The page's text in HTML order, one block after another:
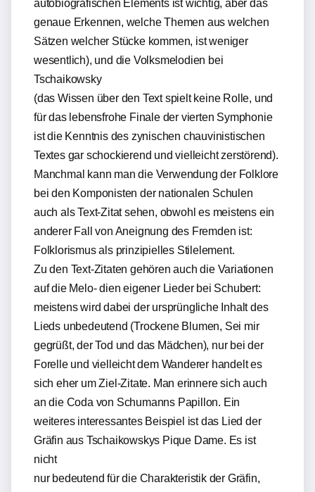
autobiografischen Elements ist wichtig, aber das
genaue Erkennen, welche Themen aus welchen
Sätzen welcher Stücke kommen, ist weniger
wesentlich), und die Volksmelodien bei
Tschaikowsky
(das Wissen über den Text spielt keine Rolle, und
für das lebensfrohe Finale der vierten Symphonie
ist die Kenntnis des zynischen chauvinistischen
Textes gar schockierend und vielleicht zerstörend).
Manchmal kann man die Verwendung der Folklore
bei den Komponisten der nationalen Schulen
auch als Text-Zitat sehen, obwohl es meistens ein
anderer Fall von Aneignung des Fremden ist:
Folklorismus als prinzipielles Stilelement.
Zu den Text-Zitaten gehören auch die Variationen
auf die Melo- dien eigener Lieder bei Schubert:
meistens wird dabei der ursprüngliche Inhalt des
Lieds unbedeutend (Trockene Blumen, Sei mir
gegrüßt, der Tod und das Mädchen), nur bei der
Forelle und vielleicht dem Wanderer handelt es
sich eher um Ziel-Zitate. Man erinnere sich auch
an die Coda von Schumanns Papillon. Ein
weiteres interessantes Beispiel ist das Lied der
Gräfin aus Tschaikowskys Pique Dame. Es ist
nicht
nur bedeutend für die Charakteristik der Gräfin,